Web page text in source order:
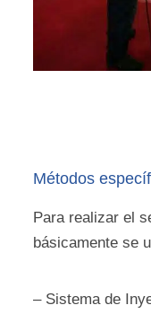
Métodos
Para realizar el
básicamente se
– Sistema de